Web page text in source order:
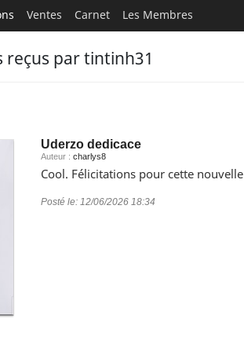
Ventes Carnet Les Membres
reçus par tintinh31
Uderzo dedicace
Auteur : charlys8
Cool. Félicitations pour cette
Posté le: 12/06/2026 18:34